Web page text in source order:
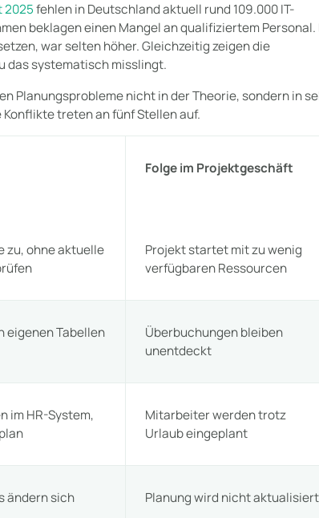
2025fehlen in Deutschland aktuell rund 109.000 IT-
beklagen einen Mangel an qualifiziertem Personal.
war selten höher. Gleichzeitig zeigen die
das systematisch misslingt.
Planungsprobleme nicht in der Theorie, sondern in
treten an fünf Stellen auf.
Folge im Projektgeschäft
zu, ohne aktuelle
Projekt startet mit zu wenig
verfügbaren Ressourcen
eigenen Tabellen
Überbuchungen bleiben
unentdeckt
im HR-System,
Mitarbeiter werden trotz
Urlaub eingeplant
ändern sich
Planung wird nicht aktualisiert